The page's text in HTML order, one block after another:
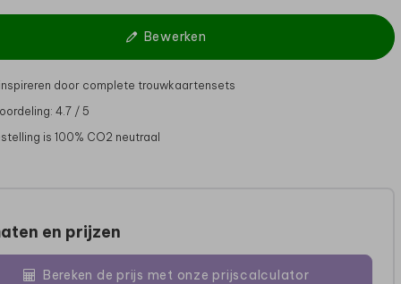
Bewerken
door complete trouwkaartensets
4.7 / 5
is 100% CO2 neutraal
en prijzen
Bereken de prijs met onze prijscalculator